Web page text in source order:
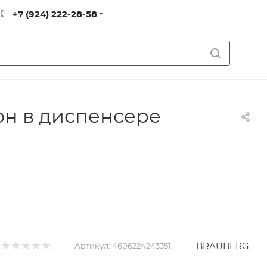
+7 (924) 222-28-58
в диспенсере
Артикул: 4606224243351 BRAUBERG